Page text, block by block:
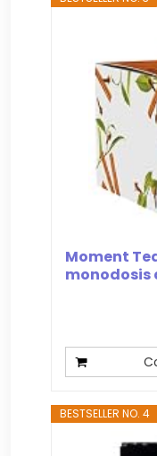
Moment
monodosis
BESTSELLER NO. 4